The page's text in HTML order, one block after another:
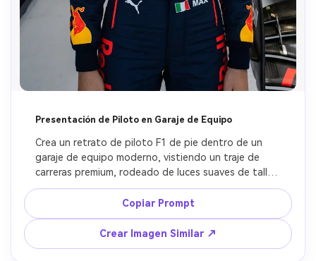
Presentación de Piloto en Garaje de Equipo
Crea un retrato de piloto F1 de pie dentro de un
garaje de equipo moderno, vistiendo un traje de
carreras premium, rodeado de luces suaves de taller,
pilas de neumáticos y mecánicos desenfocados, con
sombras cinemáticas, enfoque serio pre-carrera,
energía auténtica de branding de automovilismo,
detalle ultra realista, preservar rostros originales.
Copiar Prompt
Crear Imagen Similar ↗